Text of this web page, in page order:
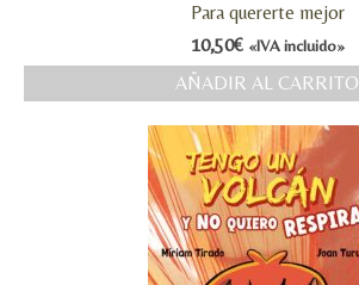
Para quererte mejor
10,50€ «IVA incluido»
AÑADIR AL CARRITO